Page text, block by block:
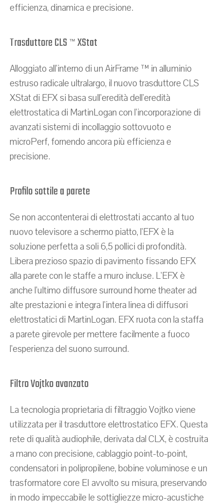
efficienza, dinamica e precisione.
Trasduttore CLS ™ XStat
Alloggiato all'interno di un AirFrame ™ in alluminio
estruso radicale ultralargo, il nuovo trasduttore CLS
XStat di EFX si basa sull'eredità dell'eredità
elettrostatica di MartinLogan con l'incorporazione di
avanzati sistemi di incollaggio sottovuoto e
microPerf, fornendo ancora più efficienza e
precisione.
Profilo sottile a parete
Se non accontenterai di elettrostati accanto al tuo
nuovo televisore a schermo piatto, l'EFX è la
soluzione perfetta a soli 6,5 pollici di profondità.
Libera prezioso spazio di pavimento fissando EFX
alla parete con le staffe a muro incluse. L'EFX è
anche l'ultimo diffusore surround home theater ad
alte prestazioni e integra l'intera linea di diffusori
elettrostatici di MartinLogan. EFX ruota con la staffa
a parete girevole per mettere facilmente a fuoco
l'esperienza del suono surround.
Filtro Vojtko avanzato
La tecnologia proprietaria di filtraggio Vojtko viene
utilizzata per il trasduttore elettrostatico EFX. Questa
rete di qualità audiophile, derivata dal CLX, è costruita
a mano con precisione, cablaggio point-to-point,
condensatori in polipropilene, bobine voluminose e un
trasformatore core EI avvolto su misura, preservando
in modo impeccabile le sottigliezze micro-acustiche